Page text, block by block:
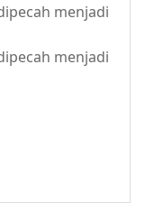
menjadi
menjadi